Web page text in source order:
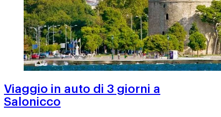
Viaggio in auto di 3 giorni a
Salonicco